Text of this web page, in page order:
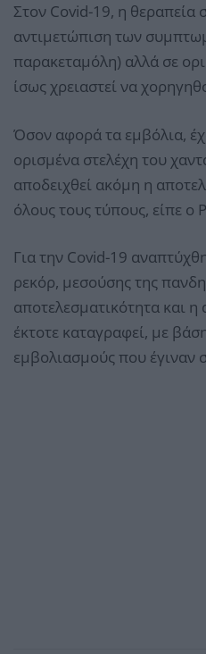
Στον Covid-19, η θεραπεία
αντιμετώπιση των
παρακεταμόλη) αλλά σε
ίσως χρειαστεί να
Όσον αφορά τα εμβόλια,
ορισμένα στελέχη του
αποδειχθεί ακόμη η
όλους τους τύπους, είπε ο
Για την Covid-19
ρεκόρ, μεσούσης της
αποτελεσματικότητα και
έκτοτε καταγραφεί, με
εμβολιασμούς που έγιναν